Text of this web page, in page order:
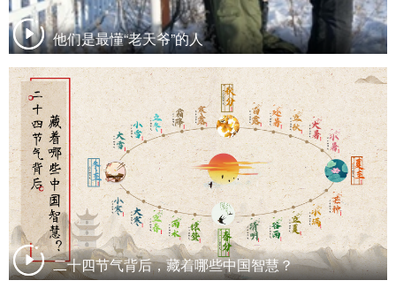
他们是最懂“老天爷”的人
二十四节气背后，藏着哪些中国智慧？